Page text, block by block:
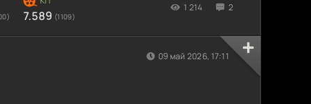
7.589 (1109)
1 214 2
09 май 2026, 17:11